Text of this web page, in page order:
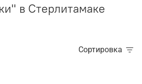
в Стерлитамаке
Сортировка